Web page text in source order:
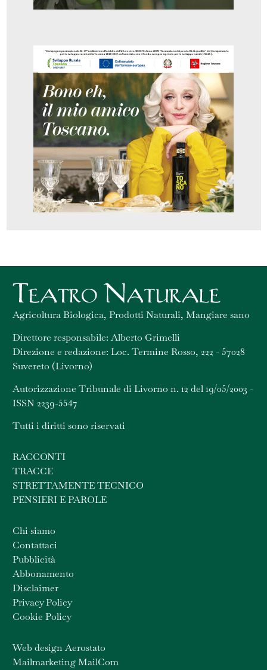
Agricoltura Biologica, Prodotti Naturali, Mangiare sano
Direttore responsabile: Alberto Grimelli
Direzione e redazione: Loc. Termine Rosso, 222 - 57028
Suvereto (Livorno)
Autorizzazione Tribunale di Livorno n. 12 del 19/05/2003 -
ISSN 2239-5547
Tutti i diritti sono riservati
RACCONTI
TRACCE
STRETTAMENTE TECNICO
PENSIERI E PAROLE
Chi siamo
Contattaci
Pubblicità
Abbonamento
Disclaimer
Privacy Policy
Cookie Policy
Web design Aerostato
Mailmarketing MailCom